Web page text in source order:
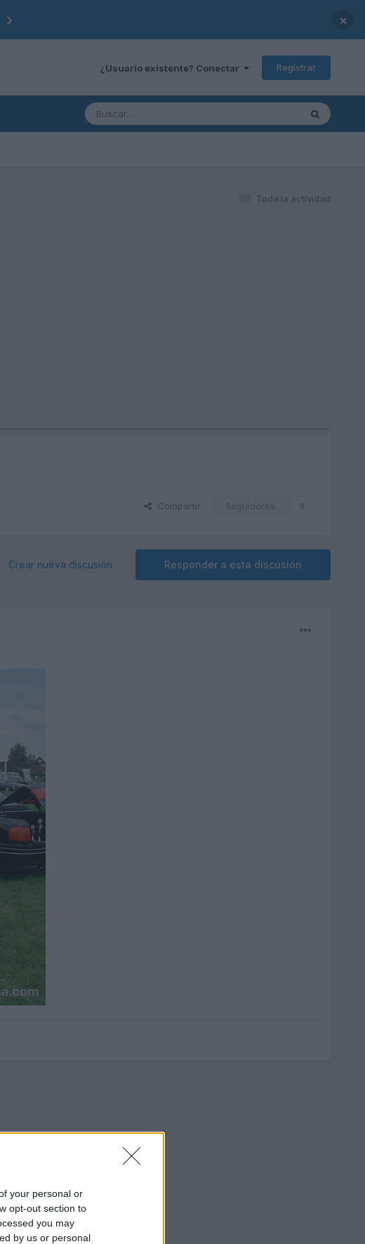
your personal or
opt-out section to
you may
by us or personal
×
¿Usuario existente? Conectar Registrar
Toda la actividad
Compartir Seguidores 0
Responder a esta discusión
Crear nueva discusión